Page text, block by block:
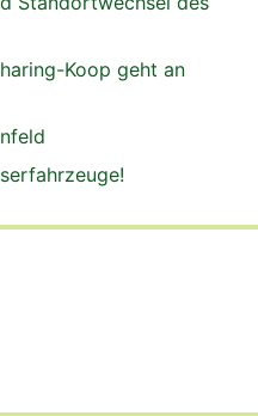
Koop geht an